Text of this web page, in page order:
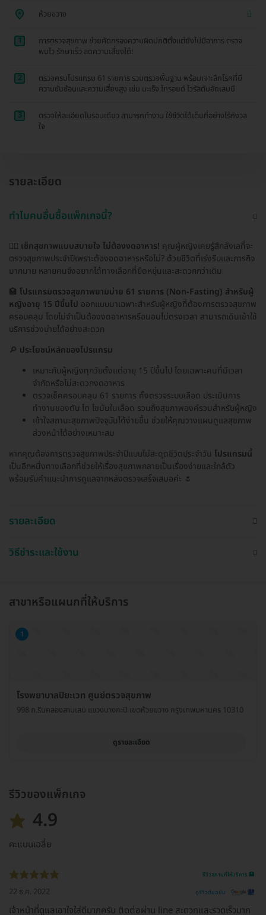
ห้วยขวาง
1
การตรวจสุขภาพ ช่วยคัดกรองความผิดปกติตั้งแต่ยังไม่มีอาการ ตรวจ
พบไว รักษาเร็ว ลดความเสี่ยงได้!
2
ตรวจครบโปรแกรม 61 รายการ รวมตรวจพื้นฐาน พร้อมเจาะลึกโรคที่มี
ความซับซ้อนและความเสี่ยงสูง เช่น มะเร็ง ไทรอยด์ ไวรัสตับอักเสบบี
3
ตรวจให้ละเอียดในรอบเดียว สามารถทำงาน ใช้ชีวิตได้เต็มที่อย่างไร้กังวล
ใจ
รายละเอียด
ทำไมคนอื่นซื้อแพ็กเกจนี้?
💁‍♀️ เช็กสุขภาพแบบสบายใจ ไม่ต้องงดอาหาร! คุณผู้หญิงเคยรู้สึกลังเลที่จะ
ตรวจสุขภาพประจำปีเพราะต้องอดอาหารหรือไม่? ด้วยชีวิตที่เร่งรีบและภารกิจ
มากมาย หลายคนจึงอยากได้ทางเลือกที่ยืดหยุ่นและสะดวกกว่าเดิม
🏩 โปรแกรมตรวจสุขภาพยามบ่าย 61 รายการ (Non-Fasting) สำหรับผู้
หญิงอายุ 15 ปีขึ้นไป ออกแบบมาเฉพาะสำหรับผู้หญิงที่ต้องการตรวจสุขภาพ
ครอบคลุม โดยไม่จำเป็นต้องงดอาหารหรือนอนไม่ตรงเวลา สามารถเดินเข้าใช้
บริการช่วงบ่ายได้อย่างสะดวก
🔎 ประโยชน์หลักของโปรแกรม
เหมาะกับผู้หญิงทุกวัยตั้งแต่อายุ 15 ปีขึ้นไป โดยเฉพาะคนที่มีเวลา
จำกัดหรือไม่สะดวกงดอาหาร
ตรวจเช็คครอบคลุม 61 รายการ ทั้งตรวจระบบเลือด ประเมินการ
ทำงานของตับ ไต ไขมันในเลือด รวมถึงสุขภาพองค์รวมสำหรับผู้หญิง
เข้าใจสถานะสุขภาพปัจจุบันได้ง่ายขึ้น ช่วยให้คุณวางแผนดูแลสุขภาพ
ล่วงหน้าได้อย่างเหมาะสม
หากคุณต้องการตรวจสุขภาพประจำปีแบบไม่สะดุดชีวิตประจำวัน โปรแกรมนี้
เป็นอีกหนึ่งทางเลือกที่ช่วยให้เรื่องสุขภาพกลายเป็นเรื่องง่ายและใกล้ตัว
พร้อมรับคำแนะนำการดูแลจากหลังตรวจเสร็จเสมอค่ะ 🌷
รายละเอียด
วิธีชำระและใช้งาน
สาขาหรือแผนกที่ให้บริการ
1
โรงพยาบาลปิยะเวท ศูนย์ตรวจสุขภาพ
998 ถ.ริมคลองสามเสน แขวงบางกะปิ เขตห้วยขวาง กรุงเทพมหานคร 10310
ดูรายละเอียด
รีวิวของแพ็กเกจ
4.9
คะแนนเฉลี่ย
รีวิวสถานที่ให้บริการ 🏥
22 ธ.ค. 2022 ดูรีวิวต้นฉบับ
เจ้าหน้าที่ดูแลเอาใจใส่ดีมากครับ ติดต่อผ่าน line สะดวกและรวดเร็วมาก